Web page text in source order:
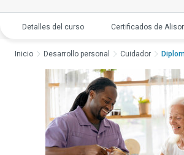
Detalles del curso Certificados de
Inicio Desarrollo personal Cuidador